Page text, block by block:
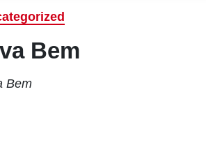
Bem
Bem